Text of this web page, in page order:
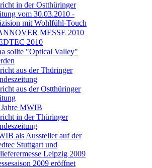
in der Ostthüringer
vom 30.03.2010 -
mit Wohlfühl-Touch
MESSE 2010
2010
sollte "Optical Valley"
aus der Thüringer
aus der Ostthüringer
Jahre MWIB
in der Thüringer
als Aussteller auf der
Stuttgart und
Leipzig 2009
2009 eröffnet